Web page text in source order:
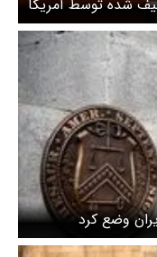
شده توسط آمریکا
وضع کرد